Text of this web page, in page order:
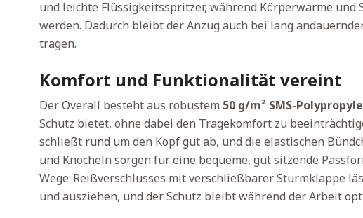
und leichte Flüssigkeitsspritzer, während Körperwärme und
werden. Dadurch bleibt der Anzug auch bei lang
tragen.
Komfort und Funktionalität vereint
Der Overall besteht aus robustem 50 g/m² SMS-
Schutz bietet, ohne dabei den Tragekomfort zu
schließt rund um den Kopf gut ab, und die elastischen
und Knöcheln sorgen für eine bequeme, gut sitzende
Wege-Reißverschlusses mit verschließbarer Sturmklappe
und ausziehen, und der Schutz bleibt während der Arbeit